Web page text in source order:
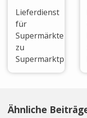
Lieferdienst
für
Supermärkte
zu
Supermarktpreisen.
Ähnliche